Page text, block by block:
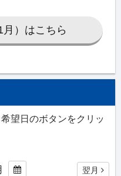
）はこちら
望日のボタンをクリッ
翌月